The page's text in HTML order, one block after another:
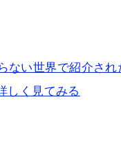
ない世界で紹介され
しく見てみる